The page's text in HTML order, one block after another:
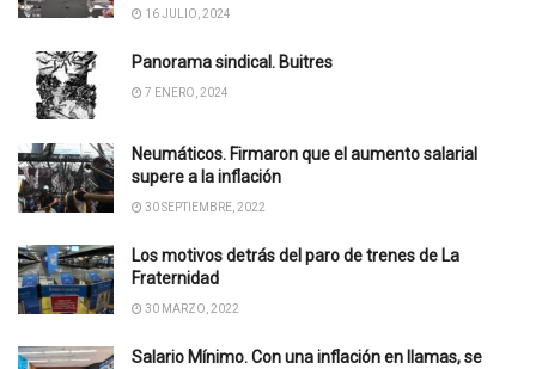
16 JULIO, 2024
Panorama sindical. Buitres
7 ENERO, 2024
Neumáticos. Firmaron que el aumento salarial
supere a la inflación
30 SEPTIEMBRE, 2022
Los motivos detrás del paro de trenes de La
Fraternidad
30 MARZO, 2022
Salario Mínimo. Con una inflación en llamas, se